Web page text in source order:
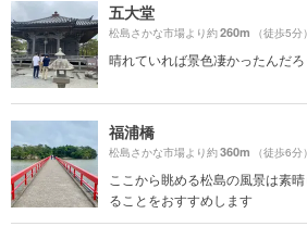
五大堂
松島さかな市場より約260m （徒歩5分）
晴れていれば景色凄かったんだ
福浦橋
松島さかな市場より約360m （徒歩6分）
ここから眺める松島の風景は素
ることをおすすめします